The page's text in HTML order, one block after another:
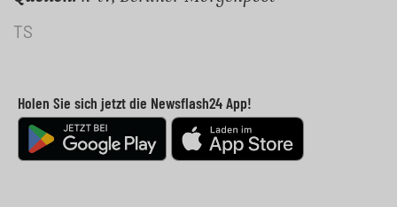
TS
Holen Sie sich jetzt die Newsflash24 App!